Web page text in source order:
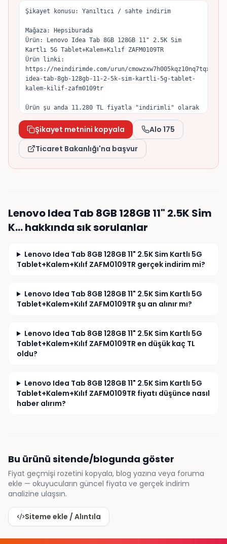
Şikayet konusu: Yanıltıcı / sahte indirim
Mağaza: Hepsiburada
Ürün: Lenovo Idea Tab 8GB 128GB 11" 2.5K Sim
Kartlı 5G Tablet+Kalem+Kılıf ZAFM0109TR
Ürün linki:
https://neindirimde.com/urun/cmowzxw7h005kqz10nq7tqxz5/
idea-tab-8gb-128gb-11-2-5k-sim-kartli-5g-tablet-
kalem-kilif-zafm0109tr
Ürün şu anda 11.280 TL fiyatla "indirimli" olarak
fiyat 11.990 TL. Tuttuğum fiyat geçmişine göre
ürün son dönemde 10.191 TL seviyesine kadar
düşmüştü, dolayısıyla indirim öncesi referans
fiyatın yapay olarak yükseltildiğini düşünüyorum.
Konunun incelenmesini ve gereğinin yapılmasını
talep ederim.
Şikayet metnini kopyala
Alo 175
Ticaret Bakanlığı'na başvur
Lenovo Idea Tab 8GB 128GB 11" 2.5K Sim
K…hakkında sık sorulanlar
Lenovo Idea Tab 8GB 128GB 11" 2.5K Sim Kartlı 5G
Tablet+Kalem+Kılıf ZAFM0109TR gerçek indirim mi?
Lenovo Idea Tab 8GB 128GB 11" 2.5K Sim Kartlı 5G
Tablet+Kalem+Kılıf ZAFM0109TR şu an alınır mı?
Lenovo Idea Tab 8GB 128GB 11" 2.5K Sim Kartlı 5G
Tablet+Kalem+Kılıf ZAFM0109TR en düşük kaç TL
oldu?
Lenovo Idea Tab 8GB 128GB 11" 2.5K Sim Kartlı 5G
Tablet+Kalem+Kılıf ZAFM0109TR fiyatı düşünce nasıl
haber alırım?
Bu ürünü sitende/blogunda göster
Fiyat geçmişi rozetini kopyala, blog yazına veya foruma
ekle — okuyucuların güncel fiyata ve gerçek indirim
analizine ulaşsın.
Siteme ekle / Alıntıla